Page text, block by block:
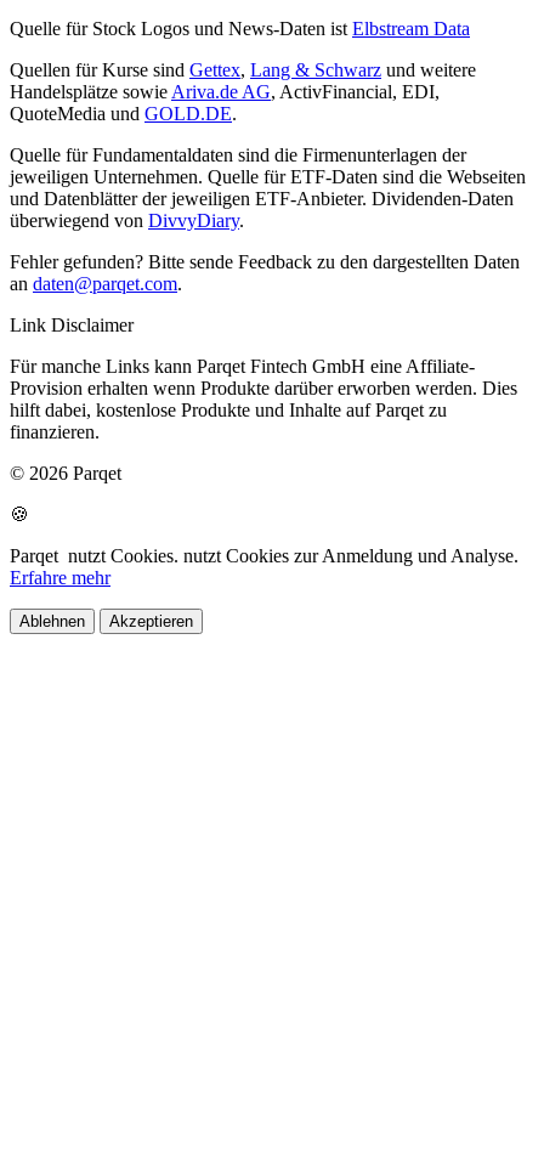
Quelle für Stock Logos und News-Daten ist Elbstream Data
Quellen für Kurse sind Gettex, Lang & Schwarz und weitere
Handelsplätze sowie Ariva.de AG, ActivFinancial, EDI,
QuoteMedia und GOLD.DE.
Quelle für Fundamentaldaten sind die Firmenunterlagen der
jeweiligen Unternehmen. Quelle für ETF-Daten sind die Webseiten
und Datenblätter der jeweiligen ETF-Anbieter. Dividenden-Daten
überwiegend von DivvyDiary.
Fehler gefunden? Bitte sende Feedback zu den dargestellten Daten
an daten@parqet.com.
Link Disclaimer
Für manche Links kann Parqet Fintech GmbH eine Affiliate-
Provision erhalten wenn Produkte darüber erworben werden. Dies
hilft dabei, kostenlose Produkte und Inhalte auf Parqet zu
finanzieren.
© 2026 Parqet
🍪
Parqet nutzt Cookies. nutzt Cookies zur Anmeldung und Analyse.
Erfahre mehr
Ablehnen Akzeptieren